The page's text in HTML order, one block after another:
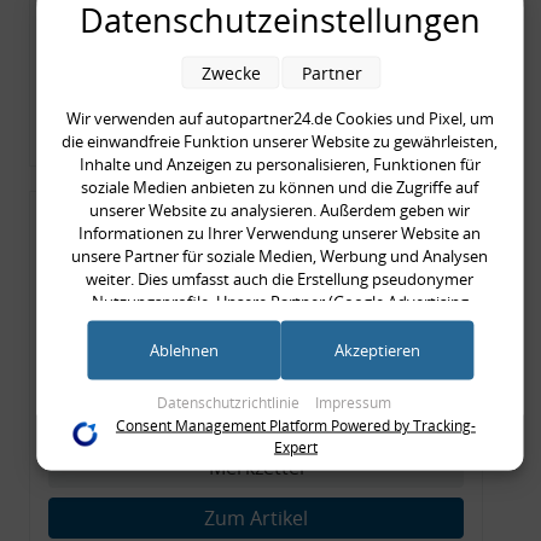
69,90 € pro 1
inkl. gesetzl. MwSt., zzgl.Versandkosten
Merkzettel
Zum Artikel
Rückleuchtenband mit
Blinker, rot, US-Ecken,
Audi 80 Cabrio, Typ 89,
OE-Nr.: 8G0945225 +
8G0945225C
999,99 €
999,99 € pro 1
inkl. gesetzl. MwSt., zzgl.Versandkosten
Merkzettel
Zum Artikel
Datenschutzeinstellungen
Wir verwenden auf autopartner24.de Cookies und Pixel, um
die einwandfreie Funktion unserer Website zu gewährleisten,
Inhalte und Anzeigen zu personalisieren, Funktionen für
soziale Medien anbieten zu können und die Zugriffe auf
unserer Website zu analysieren. Außerdem geben wir
Informationen zu Ihrer Verwendung unserer Website an
unsere Partner für soziale Medien, Werbung und Analysen
weiter. Dies umfasst auch die Erstellung pseudonymer
Nutzungsprofile. Unsere Partner (Google Advertising
Products) führen diese Informationen möglicherweise mit
weiteren Daten zusammen, die Sie ihnen bereitgestellt haben
im Rahmen Ihrer Nutzung der Dienste gesammelt haben
(bspw. Nutzungsdaten anderer Geräte). Ihre Einwilligung zur
Nutzung von Cookies und Pixeln können Sie jederzeit
widerrufen, indem Sie auf den Datenschutz-Button links
vornehmen.
Datenschutzrichtlinie Impressum
Zwecke Partner
Ablehnen Akzeptieren
Consent Management Platform Powered by Tracking-
Expert